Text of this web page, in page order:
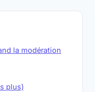
la modération
plus)